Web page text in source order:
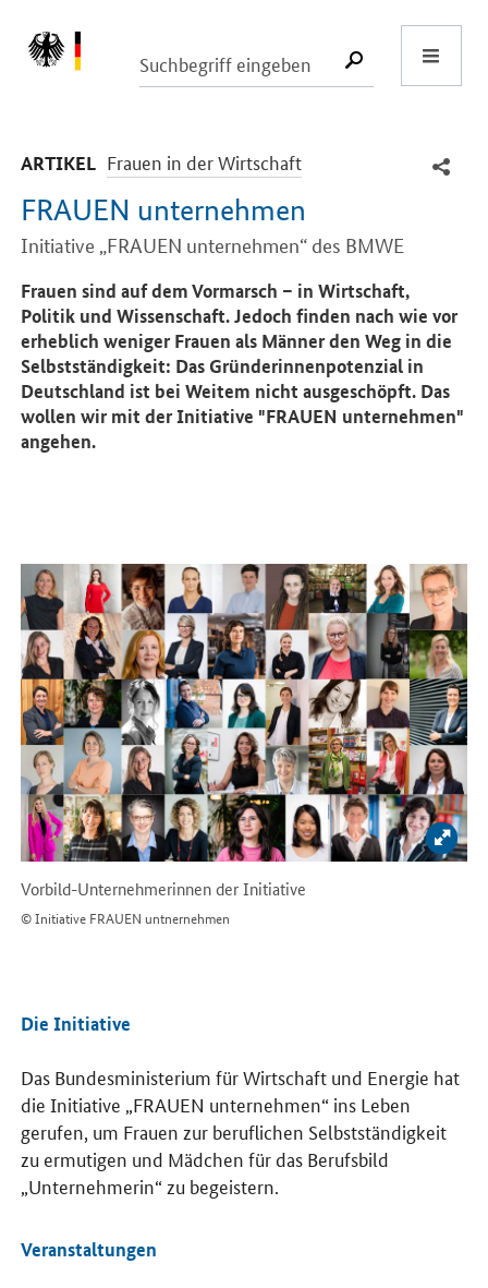
SUCHE
ARTIKEL -
Frauen in der Wirtschaft
FRAUEN unternehmen
Initiative „FRAUEN unternehmen“ des BMWE
Frauen sind auf dem Vormarsch – in Wirtschaft,
Politik und Wissenschaft. Jedoch finden nach wie vor
erheblich weniger Frauen als Männer den Weg in die
Selbstständigkeit: Das Gründerinnenpotenzial in
Deutschland ist bei Weitem nicht ausgeschöpft. Das
wollen wir mit der Initiative "FRAUEN unternehmen"
angehen.
Bild
Vorbild-Unternehmerinnen der Initiative
© Initiative FRAUEN untnernehmen
Die Initiative
Das Bundesministerium für Wirtschaft und Energie hat
die Initiative „FRAUEN unternehmen“ ins Leben
gerufen, um Frauen zur beruflichen Selbstständigkeit
zu ermutigen und Mädchen für das Berufsbild
„Unternehmerin“ zu begeistern.
Veranstaltungen